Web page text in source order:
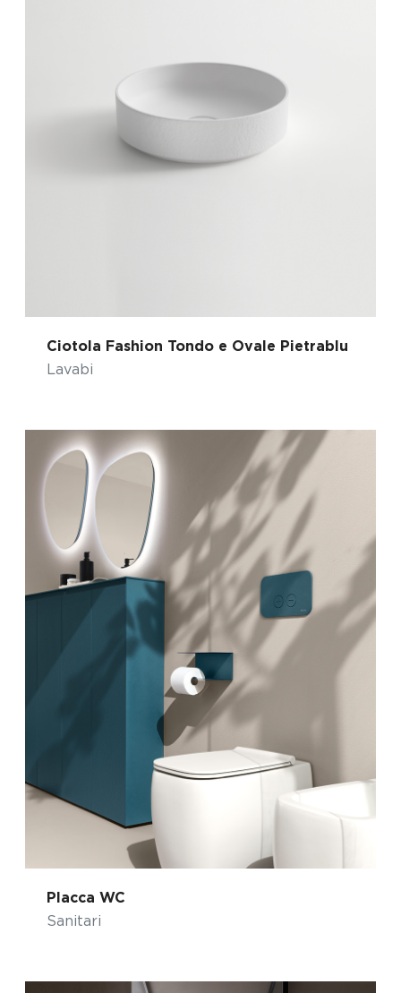
Ciotola Fashion Tondo e Ovale Pietrablu
Lavabi
Placca WC
Sanitari